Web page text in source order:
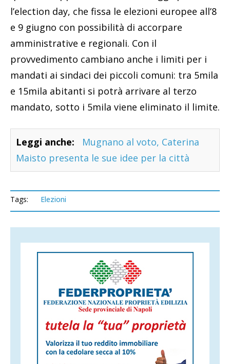
l’election day, che fissa le elezioni europee all’8
e 9 giugno con possibilità di accorpare
amministrative e regionali. Con il
provvedimento cambiano anche i limiti per i
mandati ai sindaci dei piccoli comuni: tra 5mila
e 15mila abitanti si potrà arrivare al terzo
mandato, sotto i 5mila viene eliminato il limite.
Leggi anche:
Mugnano al voto, Caterina
Maisto presenta le sue idee per la città
Tags: Elezioni